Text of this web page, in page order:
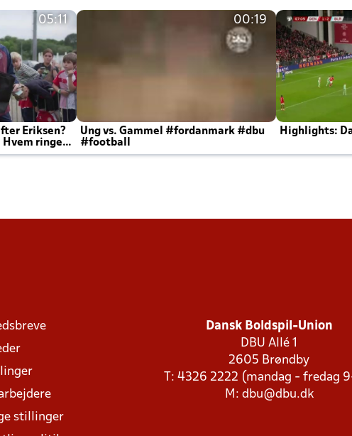
05:11
Eriksen?
Hvem ringer
00:19
Ung vs. Gammel #fordanmark #dbu
#football
Highlights:
stillinger
Dansk Boldspil-Union
DBU Allé 1
2605 Brøndby
T: 4326 2222 (mandag - fredag
M: dbu@dbu.dk